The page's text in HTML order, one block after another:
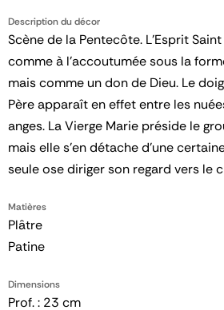
Description du décor
Scène de la Pentecôte. L'Esprit
comme à l'accoutumée sous la
mais comme un don de Dieu. Le
Père apparaît en effet entre les
anges. La Vierge Marie préside le
mais elle s'en détache d'une
seule ose diriger son regard vers le
Matières
Plâtre
Patine
Dimensions
Prof. : 23 cm